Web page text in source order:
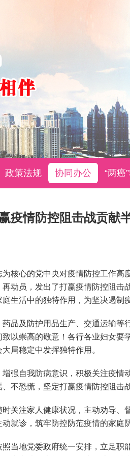
政策法规 协同办公 “两癌
疫情防控阻击战贡献
心的党中央对疫情防控工作高
动员，发出了打赢疫情防控阻击
生活中的独特作用，为坚决遏制
品及防护用品生产、交通运输等
以崇高的敬意！各行各业妇女
局稳定中发挥独特作用。
强自我防病意识，积极关注疫
不恐慌，坚定打赢疫情防控阻击
关注家人健康状况，主动劝导
就诊，筑牢防控防范疫情的家庭
地党委政府统一安排，立足职